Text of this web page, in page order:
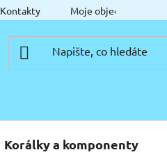
Kontakty Moje objednávka
Korálky a komponenty